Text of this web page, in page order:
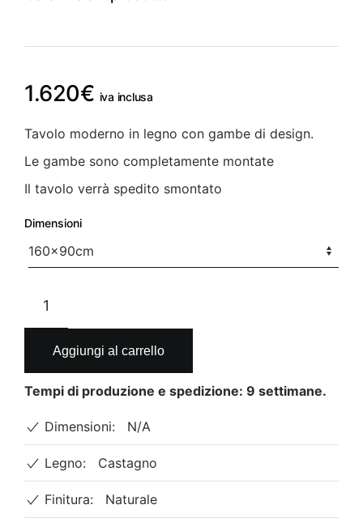
1.620€ iva inclusa
Tavolo moderno in legno con gambe di design.
Le gambe sono completamente montate
Il tavolo verrà spedito smontato
Dimensioni
legno
massello
modello
Stella
160x90cm
quantità
Aggiungi al carrello
Tempi di produzione e spedizione: 9 settimane.
Dimensioni: N/A
Legno: Castagno
Finitura: Naturale